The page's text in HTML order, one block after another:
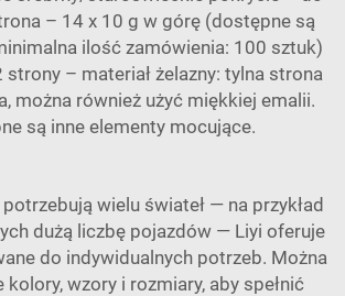
– 14 x 10 g w górę (dostępne są
ilość zamówienia: 100 sztuk)
strony – materiał żelazny: tylna strona
można również użyć miękkiej emalii.
są inne elementy mocujące.
wielu świateł — na przykład
dużą liczbę pojazdów — Liyi oferuje
do indywidualnych potrzeb. Można
kolory, wzory i rozmiary, aby spełnić